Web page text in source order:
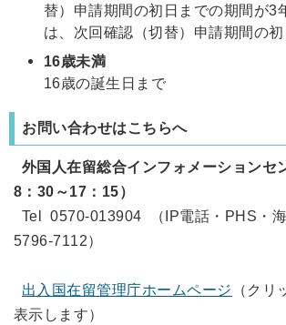
替）申請期間の初日までの期間が3
は、次回確認（切替）申請期間の
16歳未満
16歳の誕生日まで
お問い合わせはこちらへ
外国人在留総合インフォメーションセ
8：30～17：15）
Tel 0570-013904 （IP電話・PHS・
5796-7112）
出入国在留管理庁ホームページ
（ク
表示します）